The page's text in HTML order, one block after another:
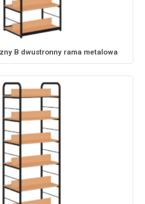
B dwustronny rama metalowa